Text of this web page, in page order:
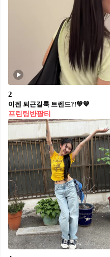
2
이젠 퇴근길룩 트렌드?!💚💙
프린팅반팔티